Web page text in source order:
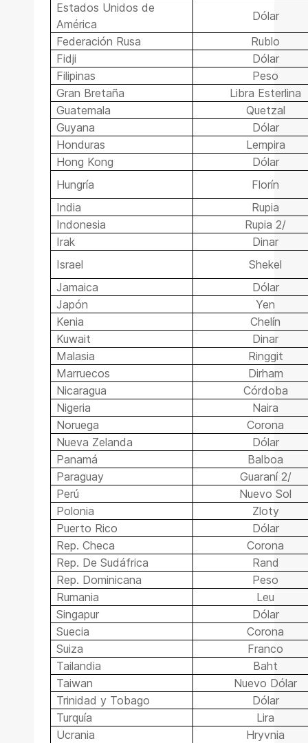
Estados Unidos de
América
Dólar
Federación Rusa
Rublo
Fidji
Dólar
Filipinas
Peso
Gran Bretaña
Libra Esterlina
Guatemala
Quetzal
Guyana
Dólar
Honduras
Lempira
Hong Kong
Dólar
Hungría
Florín
India
Rupia
Indonesia
Rupia 2/
Irak
Dinar
Israel
Shekel
Jamaica
Dólar
Japón
Yen
Kenia
Chelín
Kuwait
Dinar
Malasia
Ringgit
Marruecos
Dirham
Nicaragua
Córdoba
Nigeria
Naira
Noruega
Corona
Nueva Zelanda
Dólar
Panamá
Balboa
Paraguay
Guaraní 2/
Perú
Nuevo Sol
Polonia
Zloty
Puerto Rico
Dólar
Rep. Checa
Corona
Rep. De Sudáfrica
Rand
Rep. Dominicana
Peso
Rumania
Leu
Singapur
Dólar
Suecia
Corona
Suiza
Franco
Tailandia
Baht
Taiwan
Nuevo Dólar
Trinidad y Tobago
Dólar
Turquía
Lira
Ucrania
Hryvnia